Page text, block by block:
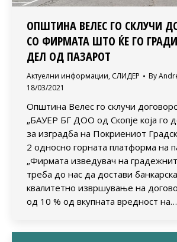
ОПШТИНА ВЕЛЕС ГО СКЛУЧИ
СО ФИРМАТА ШТО ЌЕ ГО
ДЕЛ ОД ПАЗАРОТ
Актуелни информации, СЛИДЕР By
18/03/2021
Општина Велес го склучи
„БАУЕР БГ ДОО од Скопје која го
за изградба на Покриениот
2 односно горната платформа на
„Фирмата изведувач на
треба до нас да достави
квалитетно извршување на
од 10 % од вкупната вредност на…